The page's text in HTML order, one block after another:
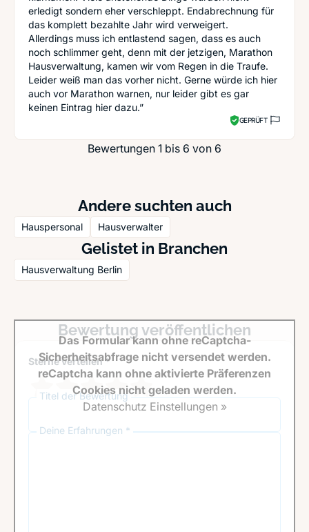
erledigt sondern eher verschleppt. Endabrechnung für
das komplett bezahlte Jahr wird verweigert.
Allerdings muss ich entlastend sagen, dass es auch
noch schlimmer geht, denn mit der jetzigen, Marathon
Hausverwaltung, kamen wir vom Regen in die Traufe.
Leider weiß man das vorher nicht. Gerne würde ich hier
auch vor Marathon warnen, nur leider gibt es gar
keinen Eintrag hier dazu.”
GEPRÜFT
Bewertungen 1 bis 6 von 6
Andere suchten auch
Hauspersonal Hausverwalter
Gelistet in Branchen
Hausverwaltung Berlin
Bewertung veröffentlichen
Sterne verteilen *
Titel der Bewertung
Deine Erfahrungen *
Das Formular kann ohne reCaptcha-
Sicherheitsabfrage nicht versendet werden.
reCaptcha kann ohne aktivierte Präferenzen
Cookies nicht geladen werden.
Datenschutz Einstellungen »